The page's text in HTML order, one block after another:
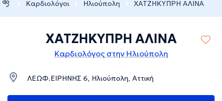
Καρδιολόγοι Ηλιούπολη ΧΑΤΖΗΚΥΠΡΗ ΑΛΙΝΑ
ΧΑΤΖΗΚΥΠΡΗ ΑΛΙΝΑ
Καρδιολόγος στην Ηλιούπολη
ΛΕΩΦ.ΕΙΡΗΝΗΣ 6, Ηλιούπολη, Αττική